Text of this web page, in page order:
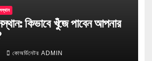
কিভাবে খুঁজে পাবেন আপনার
কোঅর্ডিনেটর ADMIN